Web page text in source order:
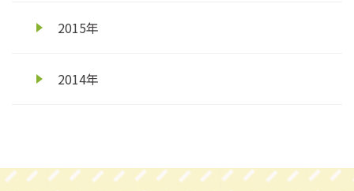
2015年
2014年